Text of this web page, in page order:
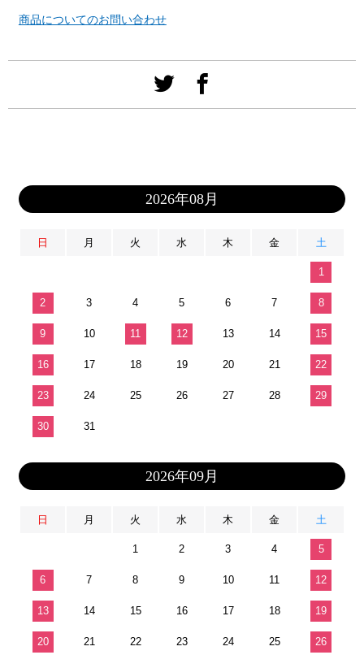
商品についてのお問い合わせ
2026年08月
日 月 火 水 木 金 土
1
2 3 4 5 6 7 8
9 10 11 12 13 14 15
16 17 18 19 20 21 22
23 24 25 26 27 28 29
30 31
2026年09月
日 月 火 水 木 金 土
1 2 3 4 5
6 7 8 9 10 11 12
13 14 15 16 17 18 19
20 21 22 23 24 25 26